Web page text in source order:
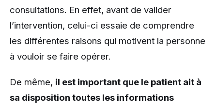
consultations. En effet, avant de valider
l’intervention, celui-ci essaie de comprendre
les différentes raisons qui motivent la personne
à vouloir se faire opérer.
De même, il est important que le patient ait à
sa disposition toutes les informations